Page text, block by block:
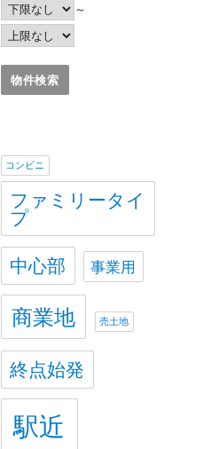
～
コンビニ
ファミリータイ
プ
中心部 事業用
商業地 売土地
終点始発
駅近